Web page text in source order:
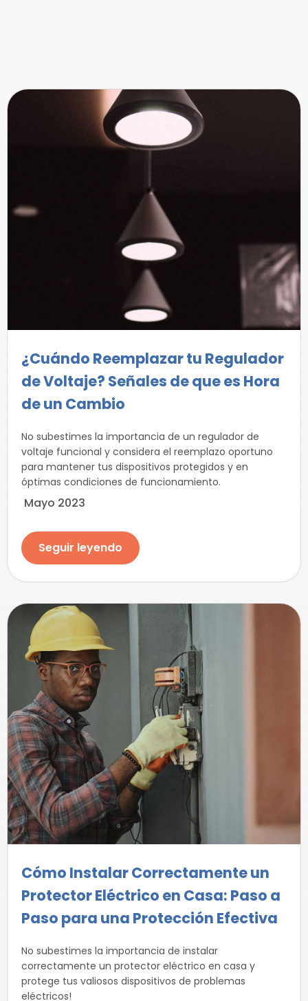
¿Cuándo Reemplazar tu Regulador
de Voltaje? Señales de que es Hora
de un Cambio
No subestimes la importancia de un regulador de
voltaje funcional y considera el reemplazo oportuno
para mantener tus dispositivos protegidos y en
óptimas condiciones de funcionamiento.
Mayo 2023
Seguir leyendo
Cómo Instalar Correctamente un
Protector Eléctrico en Casa: Paso a
Paso para una Protección Efectiva
No subestimes la importancia de instalar
correctamente un protector eléctrico en casa y
protege tus valiosos dispositivos de problemas
eléctricos!